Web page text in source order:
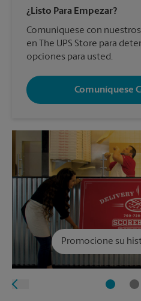
¿Listo Para Empezar?
Comuníquese con
en The UPS Store para
opciones para usted.
Comuníquese
Promocione su